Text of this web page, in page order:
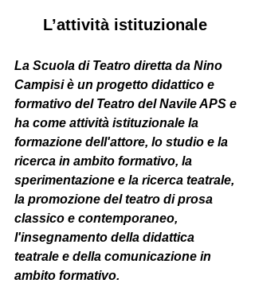
L’attività istituzionale
La Scuola di Teatro diretta da Nino
Campisi è un progetto didattico e
formativo del Teatro del Navile APS e
ha come attività istituzionale la
formazione dell'attore, lo studio e la
ricerca in ambito formativo, la
sperimentazione e la ricerca teatrale,
la promozione del teatro di prosa
classico e contemporaneo,
l'insegnamento della didattica
teatrale e della comunicazione in
ambito formativo.